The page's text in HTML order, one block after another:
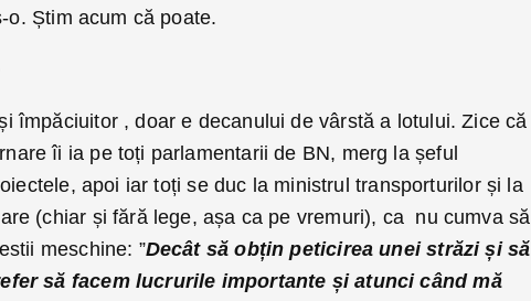
Știm acum că poate.
împăciuitor , doar e decanului de vârstă a lotului. Zice că
îi ia pe toți parlamentarii de BN, merg la șeful
apoi iar toți se duc la ministrul transporturilor și la
(chiar și fără lege, așa ca pe vremuri), ca nu cumva să
meschine: ”Decât să obțin peticirea unei străzi și să
să facem lucrurile importante și atunci când mă